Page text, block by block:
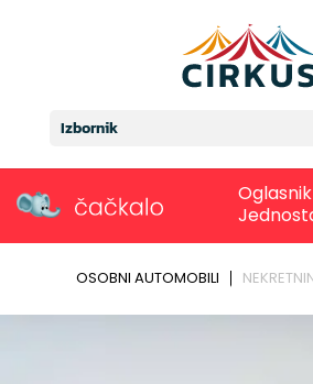
Izbornik